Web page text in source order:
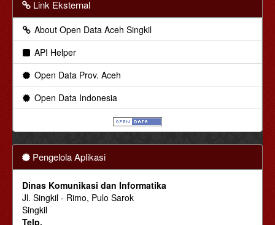
Link Eksternal
About Open Data Aceh Singkil
API Helper
Open Data Prov. Aceh
Open Data Indonesia
Pengelola Aplikasi
Dinas Komunikasi dan Informatika
Jl. Singkil - Rimo, Pulo Sarok
Singkil
Telp.